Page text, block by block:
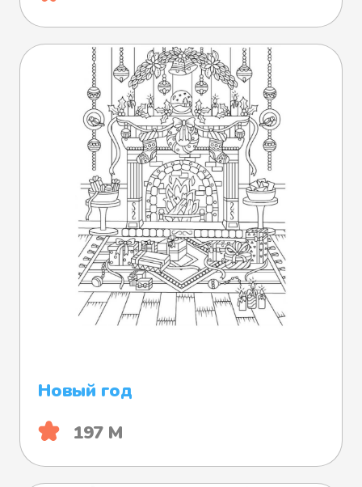
Новый год
197 М